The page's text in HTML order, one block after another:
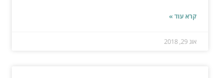
קרא עוד »
אוג 29, 2018